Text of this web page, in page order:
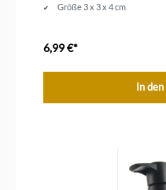
Größe 3 x 3 x 4 cm
6,99 €*
In